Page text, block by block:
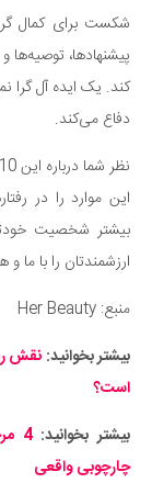
شکست برای کمال
پیشنهادها، توصیه‌ها
کند. یک ایده آل گرا
دفاع می‌کند.
این موارد را در
بیشتر شخصیت
ارزشمندتان را با ما
منبع: Her Beauty
بیشتر بخوانید: نقش
است؟
بیشتر بخوانید:
4
چارچوبی واقعی